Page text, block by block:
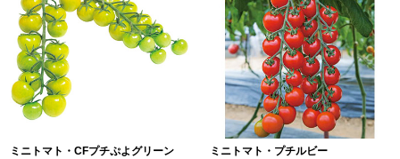
ミニトマト・CFプチぷよグリーン
ミニトマト・プチルビー